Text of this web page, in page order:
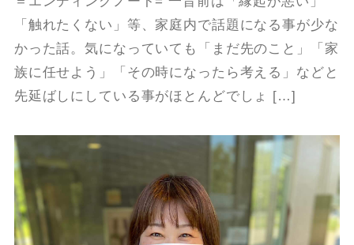
「触れたくない」等、家庭内で話題になる事が少な
かった話。気になっていても「まだ先のこと」「家
族に任せよう」「その時になったら考える」などと
先延ばしにしている事がほとんどでしょ […]